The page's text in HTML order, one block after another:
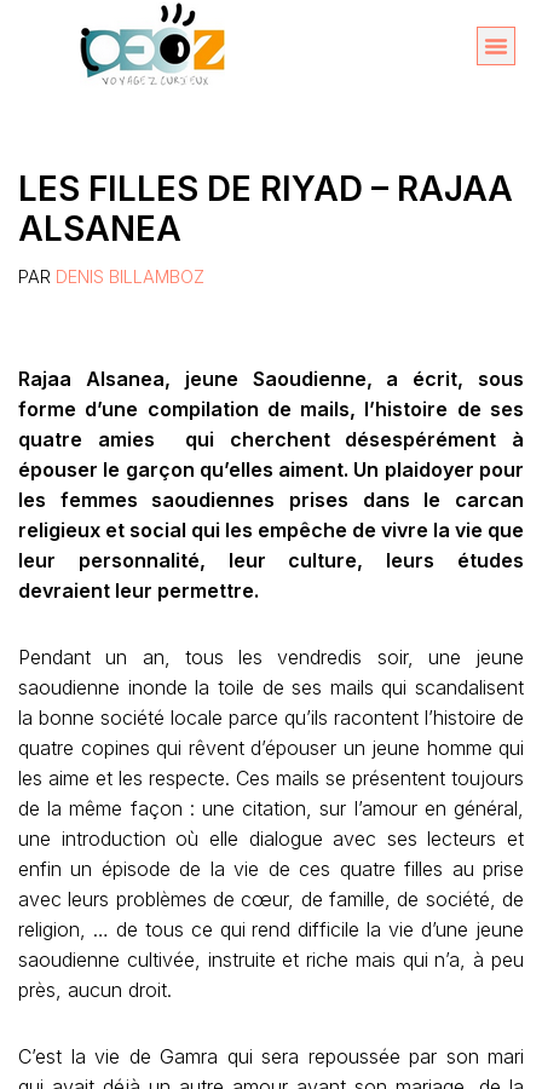
LES FILLES DE RIYAD – RAJAA
ALSANEA
PAR DENIS BILLAMBOZ
Rajaa Alsanea, jeune Saoudienne, a écrit, sous
forme d’une compilation de mails, l’histoire de ses
quatre amies qui cherchent désespérément à
épouser le garçon qu’elles aiment. Un plaidoyer pour
les femmes saoudiennes prises dans le carcan
religieux et social qui les empêche de vivre la vie que
leur personnalité, leur culture, leurs études
devraient leur permettre.
Pendant un an, tous les vendredis soir, une jeune
saoudienne inonde la toile de ses mails qui scandalisent
la bonne société locale parce qu’ils racontent l’histoire de
quatre copines qui rêvent d’épouser un jeune homme qui
les aime et les respecte. Ces mails se présentent toujours
de la même façon : une citation, sur l’amour en général,
une introduction où elle dialogue avec ses lecteurs et
enfin un épisode de la vie de ces quatre filles au prise
avec leurs problèmes de cœur, de famille, de société, de
religion, … de tous ce qui rend difficile la vie d’une jeune
saoudienne cultivée, instruite et riche mais qui n’a, à peu
près, aucun droit.
C’est la vie de Gamra qui sera repoussée par son mari